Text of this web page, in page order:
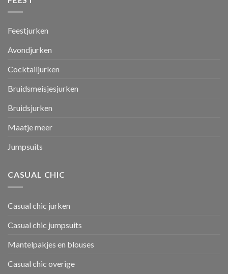
Feestjurken
Avondjurken
Cocktailjurken
Bruidsmeisjesjurken
Bruidsjurken
Maatje meer
Jumpsuits
CASUAL CHIC
Casual chic jurken
Casual chic jumpsuits
Mantelpakjes en blouses
Casual chic overige